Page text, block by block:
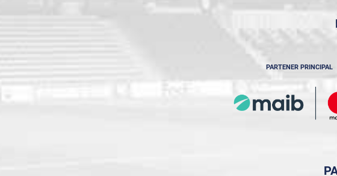
PARTENER PRINCIPAL